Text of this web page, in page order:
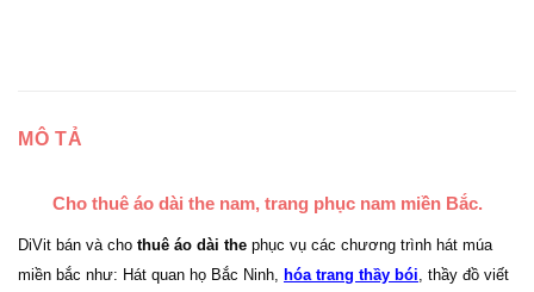
MÔ TẢ
Cho thuê áo dài the nam, trang phục nam miền Bắc.
DiVit bán và cho thuê áo dài the phục vụ các chương trình hát múa
miền bắc như: Hát quan họ Bắc Ninh, hóa trang thầy bói , thầy đồ viết